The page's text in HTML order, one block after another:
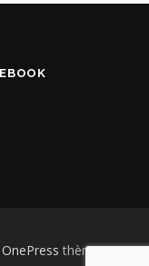
OnePress thème par